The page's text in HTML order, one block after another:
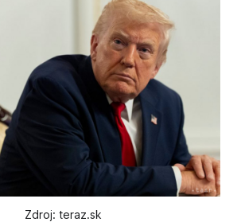
Zdroj: teraz.sk